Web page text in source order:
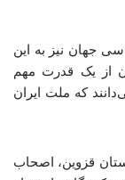
جهان نیز به این
از یک قدرت مهم
که ملت ایران
قزوین، اصحاب